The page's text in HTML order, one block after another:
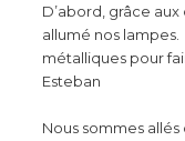
D’abord, grâce
allumé nos
métalliques pour
Esteban
Nous sommes